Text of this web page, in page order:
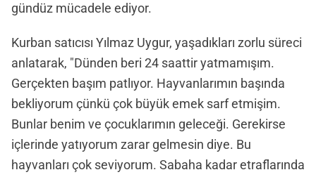
gündüz mücadele ediyor.
Kurban satıcısı Yılmaz Uygur, yaşadıkları zorlu süreci
anlatarak, "Dünden beri 24 saattir yatmamışım.
Gerçekten başım patlıyor. Hayvanlarımın başında
bekliyorum çünkü çok büyük emek sarf etmişim.
Bunlar benim ve çocuklarımın geleceği. Gerekirse
içlerinde yatıyorum zarar gelmesin diye. Bu
hayvanları çok seviyorum. Sabaha kadar etraflarında